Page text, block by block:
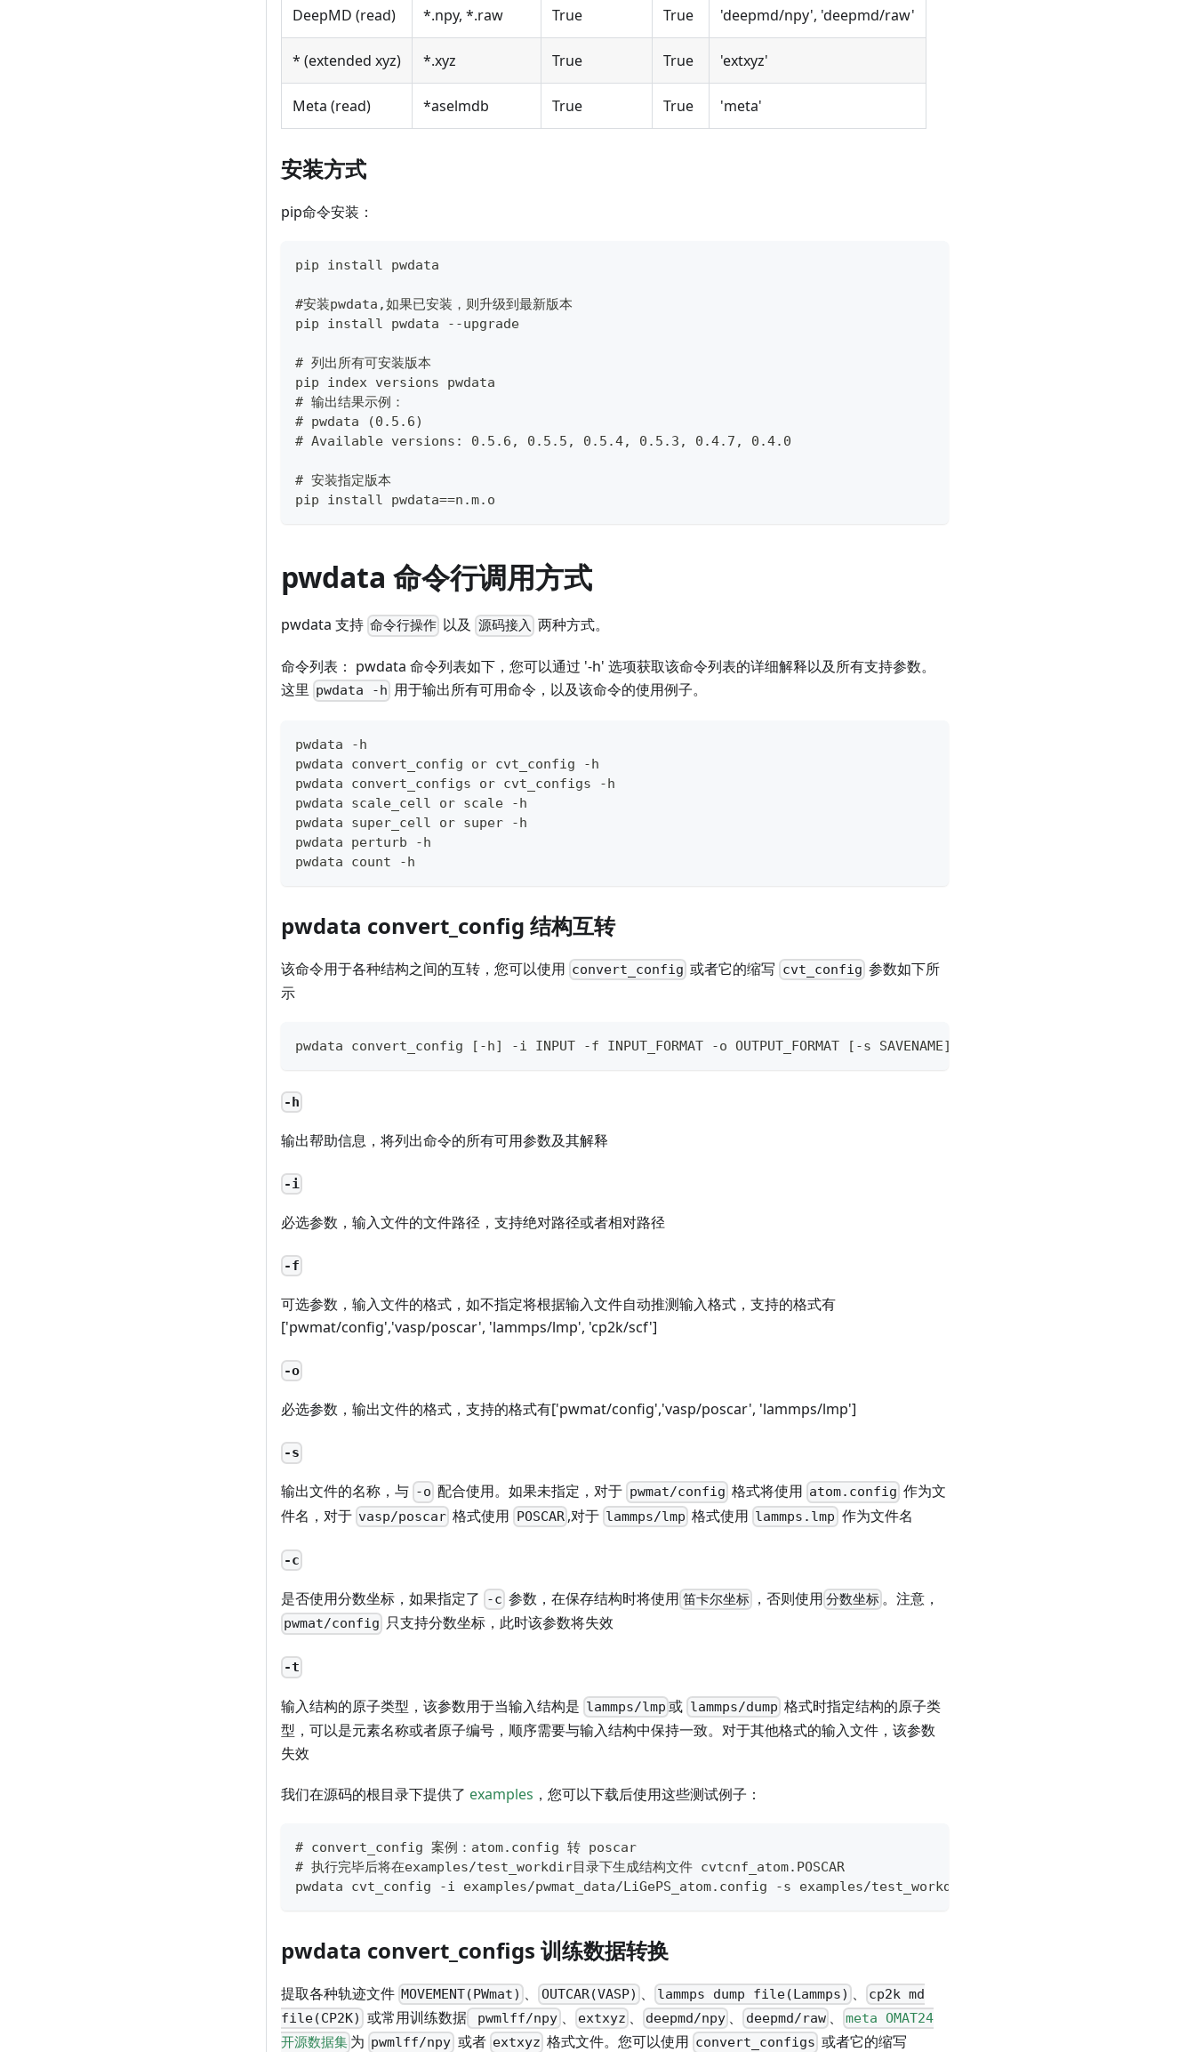
DeepMD (read) *.npy, *.raw True True 'deepmd/npy', 'deepmd/raw'
* (extended xyz) *.xyz True True 'extxyz'
Meta (read) *aselmdb True True 'meta'
安装方式
pip命令安装：
pip install pwdata
#安装pwdata,如果已安装，则升级到最新版本
pip install pwdata --upgrade
# 列出所有可安装版本
pip index versions pwdata
# 输出结果示例：
# pwdata (0.5.6)
# Available versions: 0.5.6, 0.5.5, 0.5.4, 0.5.3, 0.4.7, 0.4.0
# 安装指定版本
pip install pwdata==n.m.o
pwdata 命令行调用方式
pwdata 支持 命令行操作 以及 源码接入 两种方式。
命令列表： pwdata 命令列表如下，您可以通过 '-h' 选项获取该命令列表的详细解释以及所有支持参数。
这里 pwdata -h 用于输出所有可用命令，以及该命令的使用例子。
pwdata -h
pwdata convert_config or cvt_config -h
pwdata convert_configs or cvt_configs -h
pwdata scale_cell or scale -h
pwdata super_cell or super -h
pwdata perturb -h
pwdata count -h
pwdata convert_config 结构互转
该命令用于各种结构之间的互转，您可以使用 convert_config 或者它的缩写 cvt_config 参数如下所
示
pwdata convert_config [-h] -i INPUT -f INPUT_FORMAT -o OUTPUT_FORMAT [-s SAVENAME] [-c] [-t ATOM_TYPES
-h
输出帮助信息，将列出命令的所有可用参数及其解释
-i
必选参数，输入文件的文件路径，支持绝对路径或者相对路径
-f
可选参数，输入文件的格式，如不指定将根据输入文件自动推测输入格式，支持的格式有
['pwmat/config','vasp/poscar', 'lammps/lmp', 'cp2k/scf']
-o
必选参数，输出文件的格式，支持的格式有['pwmat/config','vasp/poscar', 'lammps/lmp']
-s
输出文件的名称，与 -o 配合使用。如果未指定，对于 pwmat/config 格式将使用 atom.config 作为文
件名，对于 vasp/poscar 格式使用 POSCAR,对于 lammps/lmp 格式使用 lammps.lmp 作为文件名
-c
是否使用分数坐标，如果指定了 -c 参数，在保存结构时将使用 笛卡尔坐标，否则使用 分数坐标 。注意，
pwmat/config 只支持分数坐标，此时该参数将失效
-t
输入结构的原子类型，该参数用于当输入结构是 lammps/lmp 或 lammps/dump 格式时指定结构的原子类
型，可以是元素名称或者原子编号，顺序需要与输入结构中保持一致。对于其他格式的输入文件，该参数
失效
我们在源码的根目录下提供了 examples ，您可以下载后使用这些测试例子：
# convert_config 案例：atom.config 转 poscar
# 执行完毕后将在examples/test_workdir目录下生成结构文件 cvtcnf_atom.POSCAR
pwdata cvt_config -i examples/pwmat_data/LiGePS_atom.config -s examples/test_workdir/cvtcnf_atom.POSCAR -o vasp/
pwdata convert_configs 训练数据转换
提取各种轨迹文件 MOVEMENT(PWmat) 、 OUTCAR(VASP) 、 lammps dump file(Lammps) 、
cp2k md
file(CP2K) 或常用训练数据 pwmlff/npy 、 extxyz 、 deepmd/npy 、 deepmd/raw、
meta OMAT24
开源数据集 为 pwmlff/npy或者 extxyz 格式文件。您可以使用 convert_configs 或者它的缩写